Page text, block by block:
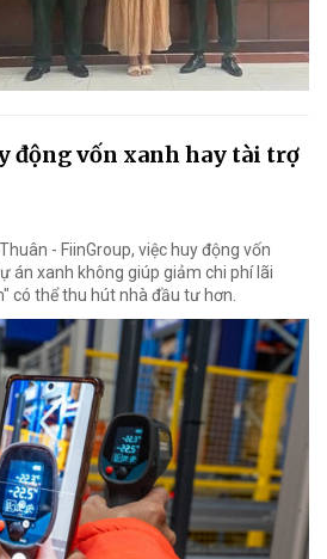
động vốn xanh hay tài trợ
- FiinGroup, việc huy động vốn
án xanh không giúp giảm chi phí lãi
có thể thu hút nhà đầu tư hơn.